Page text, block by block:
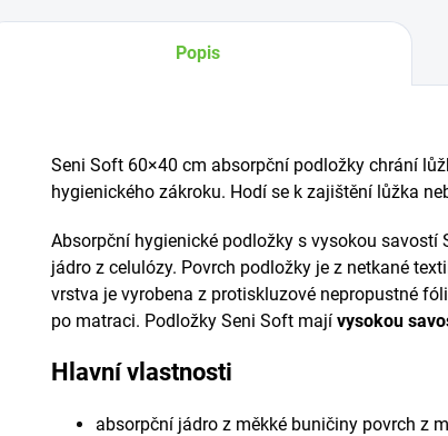
Popis
Seni Soft 60×40 cm absorpční podložky chrání
hygienického zákroku. Hodí se k zajištění lůžka
Absorpční hygienické podložky s vysokou
jádro z celulózy. Povrch podložky je z netkané
vrstva je vyrobena z protiskluzové nepropustné
po matraci. Podložky Seni Soft mají vysokou
Hlavní vlastnosti
absorpční jádro z měkké buničiny povrch z